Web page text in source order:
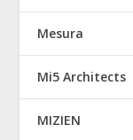
Mesura
Mi5 Architects
MIZIEN